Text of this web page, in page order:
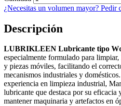
¿Necesitas un volumen mayor?
Descripción
LUBRIKLEEN Lubricante tipo
especialmente formulado para
y piezas móviles, facilitando el
mecanismos industriales y
experiencia en limpieza industrial,
lubricante que destaca por su eficacia
mantener maquinaria y artefactos en